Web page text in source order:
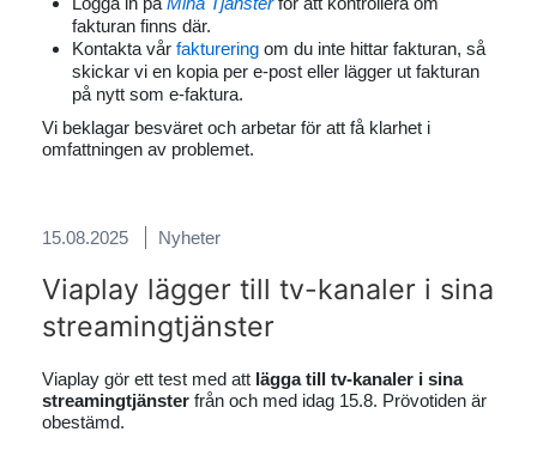
fakturan finns där.
Kontakta vår fakturering om du inte hittar fakturan, så
skickar vi en kopia per e-post eller lägger ut fakturan
på nytt som e-faktura.
Vi beklagar besväret och arbetar för att få klarhet i
omfattningen av problemet.
15.08.2025 Nyheter
Viaplay lägger till tv-kanaler i sina
streamingtjänster
Viaplay gör ett test med att lägga till tv-kanaler i sina
streamingtjänster från och med idag 15.8. Prövotiden är
obestämd.